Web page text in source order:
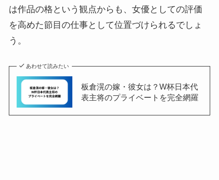
は作品の格という観点からも、女優としての評価
を高めた節目の仕事として位置づけられるでしょ
う。
あわせて読みたい
板倉滉の嫁・彼女は？W杯日本代
表主将のプライベートを完全網羅